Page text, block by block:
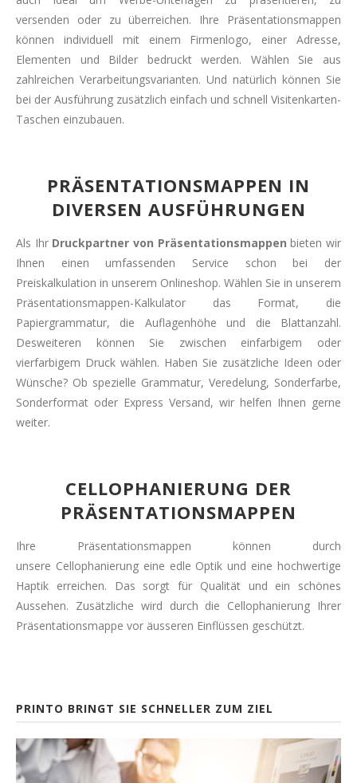
versenden oder zu überreichen. Ihre Präsentationsmappen
können individuell mit einem Firmenlogo, einer Adresse,
Elementen und Bilder bedruckt werden. Wählen Sie aus
zahlreichen Verarbeitungsvarianten. Und natürlich können Sie
bei der Ausführung zusätzlich einfach und schnell Visitenkarten-
Taschen einzubauen.
PRÄSENTATIONSMAPPEN IN
DIVERSEN AUSFÜHRUNGEN
Als Ihr Druckpartner von Präsentationsmappen bieten wir
Ihnen einen umfassenden Service schon bei der
Preiskalkulation in unserem Onlineshop. Wählen Sie in unserem
Präsentationsmappen-Kalkulator das Format, die
Papiergrammatur, die Auflagenhöhe und die Blattanzahl.
Desweiteren können Sie zwischen einfarbigem oder
vierfarbigem Druck wählen. Haben Sie zusätzliche Ideen oder
Wünsche? Ob spezielle Grammatur, Veredelung, Sonderfarbe,
Sonderformat oder Express Versand, wir helfen Ihnen gerne
weiter.
CELLOPHANIERUNG DER
PRÄSENTATIONSMAPPEN
Ihre Präsentationsmappen können durch
unsere Cellophanierung eine edle Optik und eine hochwertige
Haptik erreichen. Das sorgt für Qualität und ein schönes
Aussehen. Zusätzliche wird durch die Cellophanierung Ihrer
Präsentationsmappe vor äusseren Einflüssen geschützt.
PRINTO BRINGT SIE SCHNELLER ZUM ZIEL